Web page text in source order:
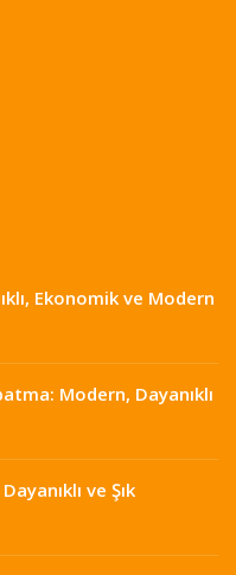
Ekonomik ve Modern
Modern, Dayanıklı
ve Şık